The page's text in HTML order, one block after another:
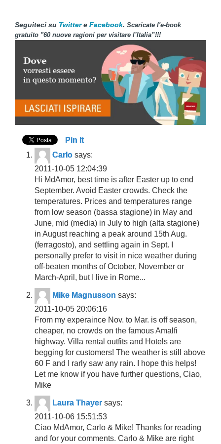
Seguiteci su Twittere Facebook. Scaricate l'e-book
gratuito "60 nuove ragioni per visitare l’Italia”!!!
Pin It
Carlo says:
2011-10-05 12:04:39
Hi MdAmor, best time is after Easter up to end
September. Avoid Easter crowds. Check the
temperatures. Prices and temperatures range
from low season (bassa stagione) in May and
June, mid (media) in July to high (alta stagione)
in August reaching a peak around 15th Aug.
(ferragosto), and settling again in Sept. I
personally prefer to visit in nice weather during
off-beaten months of October, November or
March-April, but I live in Rome...
Mike Magnusson says:
2011-10-05 20:06:16
From my experaince Nov. to Mar. is off season,
cheaper, no crowds on the famous Amalfi
highway. Villa rental outfits and Hotels are
begging for customers! The weather is still above
60 F and I rarly saw any rain. I hope this helps!
Let me know if you have further questions, Ciao,
Mike
Laura Thayer says:
2011-10-06 15:51:53
Ciao MdAmor, Carlo & Mike! Thanks for reading
and for your comments. Carlo & Mike are right